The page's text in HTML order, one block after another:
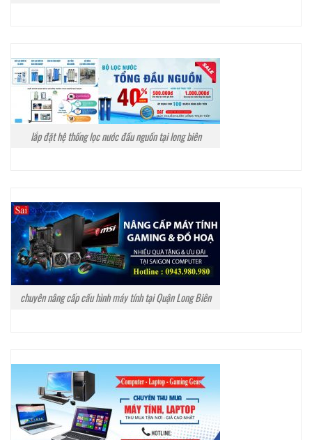
lắp đặt hệ thống lọc nước đầu nguồn tại long biên
chuyên nâng cấp cấu hình máy tính tại Quận Long Biên